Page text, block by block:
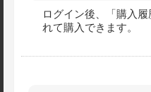
ログイン後、「購入
れて購入できます。